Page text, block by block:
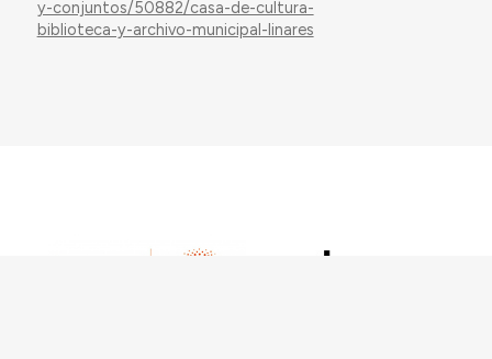
y-conjuntos/50882/casa-de-cultura-
biblioteca-y-archivo-municipal-linares